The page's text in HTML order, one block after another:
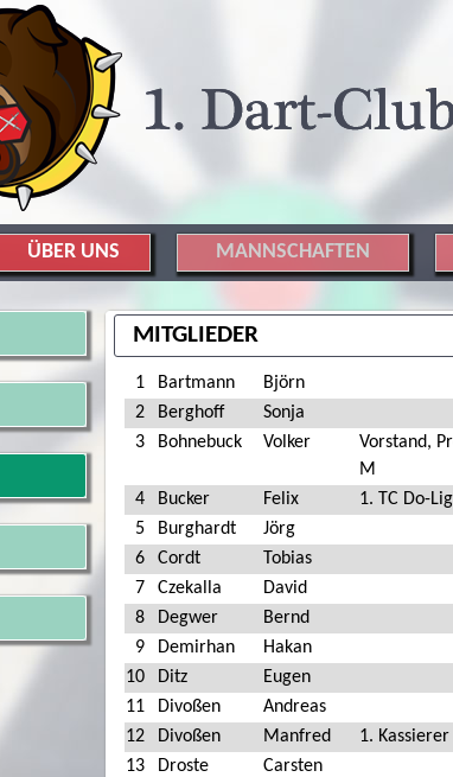
ÜBER UNS MANNSCHAFTEN
MITGLIEDER
1 Bartmann
Björn
2
Berghoff
Sonja
3
Bohnebuck Volker
Vorstand,
M
4
Bucker Felix
1. TC Do-
5
Burghardt
Jörg
6
Cordt
Tobias
7
Czekalla
David
8
Degwer
Bernd
9
Demirhan
Hakan
10
Ditz
Eugen
11
Divoßen
Andreas
12
Divoßen Manfred
1. Kassierer
13
Droste
Carsten